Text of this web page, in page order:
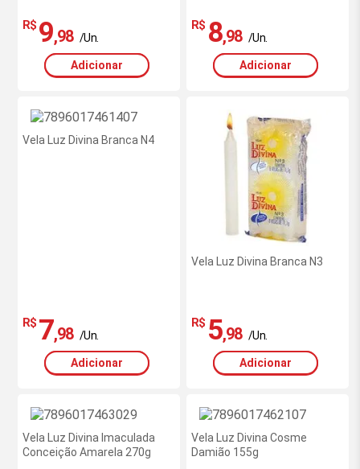
R$ 9,98 /Un.
Adicionar
R$ 8,98 /Un.
Adicionar
Vela Luz Divina Branca N4
R$ 7,98 /Un.
Adicionar
Vela Luz Divina Branca N3
R$ 5,98 /Un.
Adicionar
Vela Luz Divina Imaculada
Conceição Amarela 270g
Vela Luz Divina Cosme
Damião 155g